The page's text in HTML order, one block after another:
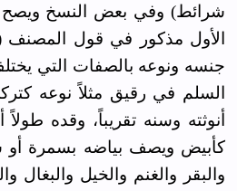
شرائط) وفي بعض النسخ ويصح
الأول مذكور في قول المصنف
جنسه ونوعه بالصفات التي
السلم في رقيق مثلاً نوعه
أنوثته وسنه تقريباً، وقده
كأبيض ويصف بياضه بسمرة أو
والبقر والغنم والخيل والبغال